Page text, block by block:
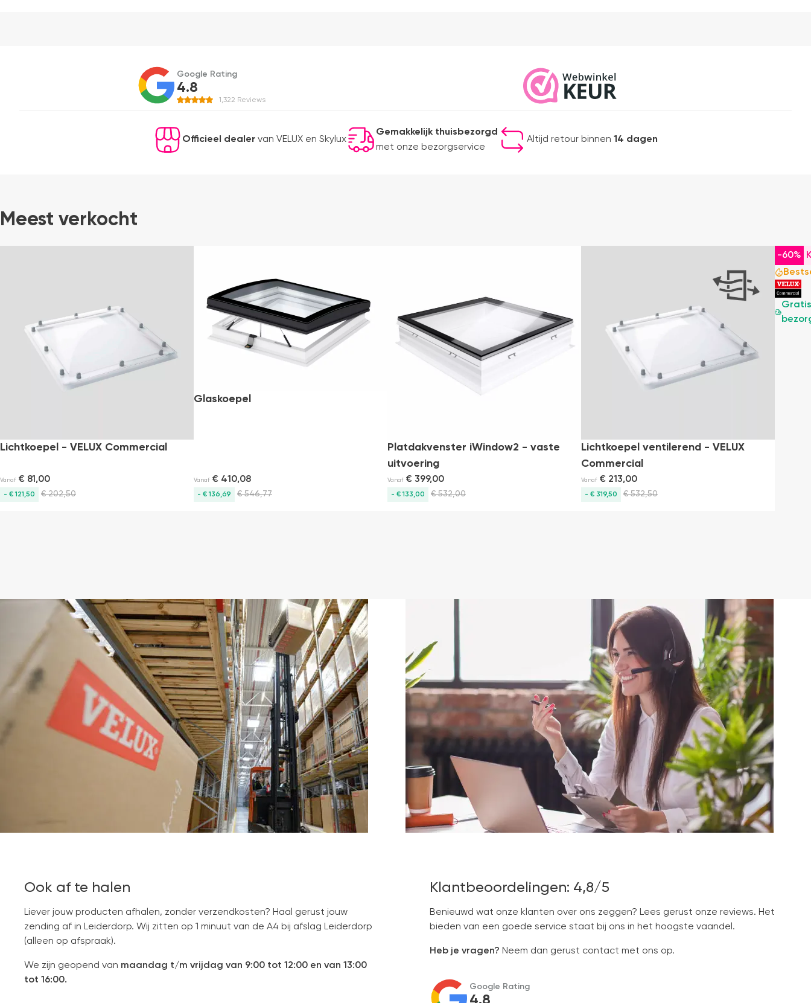
Google Rating
4.8
1,322 Reviews
Officieel dealer van VELUX en Skylux
Gemakkelijk thuisbezorgd
met onze bezorgservice
Altijd retour binnen 14 dagen
Meest verkocht
Gratis
bezorging
Lichtkoepel - VELUX Commercial
Vanaf € 81,00
- € 121,50 €202,50
bezorging
Glaskoepel
Vanaf € 410,08
- € 136,69 €546,77
Platdakvenster iWindow2 - vaste
uitvoering
Vanaf € 399,00
- € 133,00 €532,00
-60%
Gratis
Lichtkoepel ventilerend - VELUX
Commercial
Vanaf € 213,00
- € 319,50 €532,50
Ook af te halen
Liever jouw producten afhalen, zonder verzendkosten? Haal gerust jouw
zending af in Leiderdorp. Wij zitten op 1 minuut van de A4 bij afslag Leiderdorp
(alleen op afspraak).
We zijn geopend van maandag t/m vrijdag van 9:00 tot 12:00 en van 13:00
tot 16:00.
Klantbeoordelingen: 4,8/5
Benieuwd wat onze klanten over ons zeggen? Lees gerust onze reviews. Het
bieden van een goede service staat bij ons in het hoogste vaandel.
Heb je vragen? Neem dan gerust contact met ons op.
Google Rating